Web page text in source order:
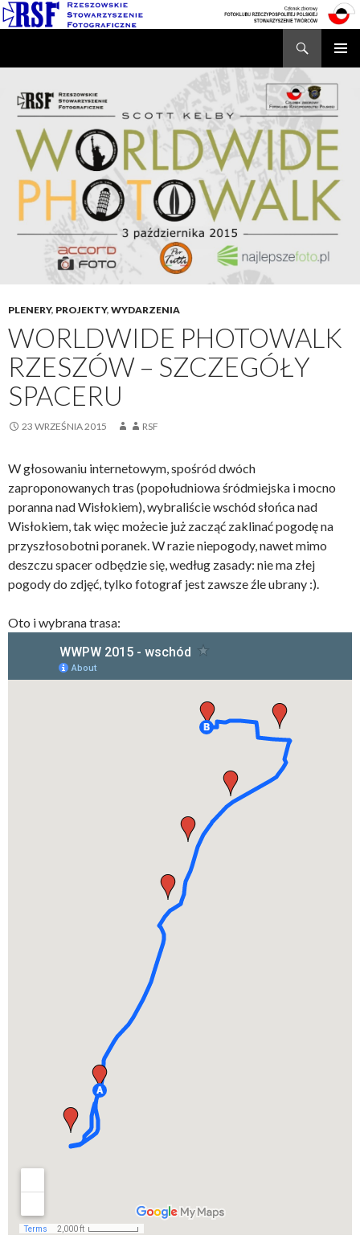
CONTENT
PLENERY, PROJEKTY, WYDARZENIA
WORLDWIDE PHOTOWALK
RZESZÓW – SZCZEGÓŁY
SPACERU
23 WRZEŚNIA 2015 RSF
W głosowaniu internetowym, spośród dwóch
zaproponowanych tras (popołudniowa śródmiejska i mocno
poranna nad Wisłokiem), wybraliście wschód słońca nad
Wisłokiem, tak więc możecie już zacząć zaklinać pogodę na
przyszłosobotni poranek. W razie niepogody, nawet mimo
deszczu spacer odbędzie się, według zasady: nie ma złej
pogody do zdjęć, tylko fotograf jest zawsze źle ubrany :).
Oto i wybrana trasa: